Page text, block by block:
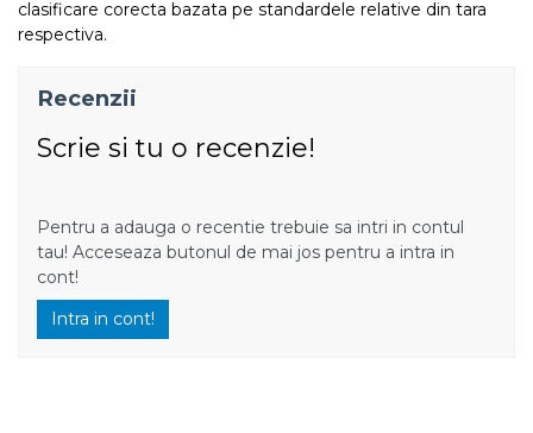
clasificare corecta bazata pe standardele relative din tara
respectiva.
Recenzii
Scrie si tu o recenzie!
Pentru a adauga o recentie trebuie sa intri in contul
tau! Acceseaza butonul de mai jos pentru a intra in
cont!
Intra in cont!